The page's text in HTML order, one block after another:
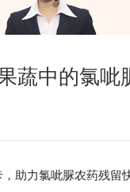
蔬中的氯呲
助力氯呲脲农药残留